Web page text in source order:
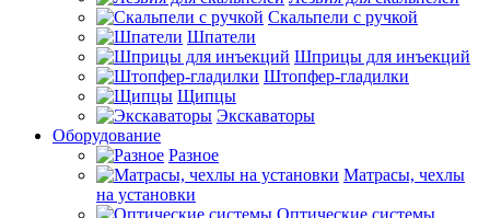
Скальпели с ручкой
Шпатели
Шприцы для инъекций
Штопфер-гладилки
Щипцы
Экскаваторы
Оборудование
Разное
Матрасы, чехлы
на установки
Оптические системы